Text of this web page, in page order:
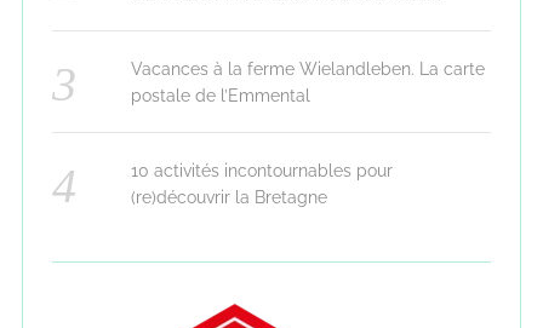
Vacances à la ferme Wielandleben. La carte
postale de l’Emmental
10 activités incontournables pour
(re)découvrir la Bretagne